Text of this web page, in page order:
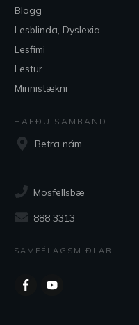
Blogg
Lesblinda, Dyslexia
Lesfimi
Lestur
Minnistækni
HAFÐU SAMBAND
Betra nám
Mosfellsbæ
888 3313
SAMFÉLAGSMIÐLAR